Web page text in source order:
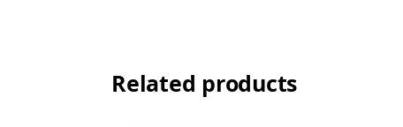
Related products